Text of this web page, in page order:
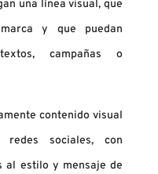
una línea visual, que
y que puedan
campañas o
contenido visual
sociales, con
al estilo y mensaje de